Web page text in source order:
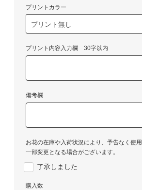
プリントカラー
プリント内容入力欄 30字以内
備考欄
お花の在庫や入荷状況により、予告なく使
一部変更となる場合がございます。
了承しました
購入数